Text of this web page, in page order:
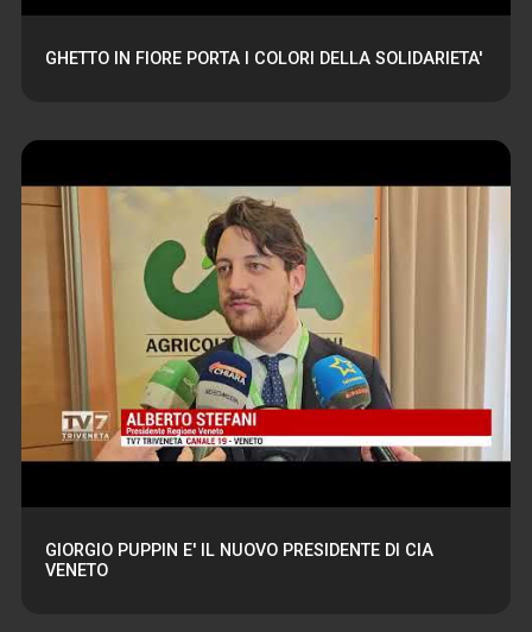
GHETTO IN FIORE PORTA I COLORI DELLA SOLIDARIETA'
GIORGIO PUPPIN E' IL NUOVO PRESIDENTE DI CIA
VENETO